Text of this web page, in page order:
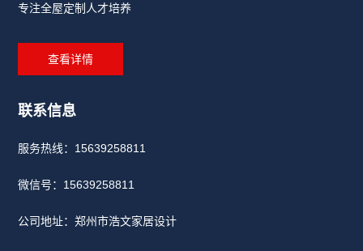
专注全屋定制人才培养
查看详情
联系信息
服务热线：15639258811
微信号： 15639258811
公司地址：郑州市浩文家居设计